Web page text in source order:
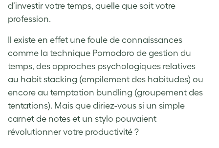
d’investir votre temps, quelle que soit votre
profession.
Il existe en effet une foule de connaissances
comme la technique Pomodoro de gestion du
temps, des approches psychologiques relatives
au habit stacking (empilement des habitudes) ou
encore au temptation bundling (groupement des
tentations). Mais que diriez-vous si un simple
carnet de notes et un stylo pouvaient
révolutionner votre productivité ?